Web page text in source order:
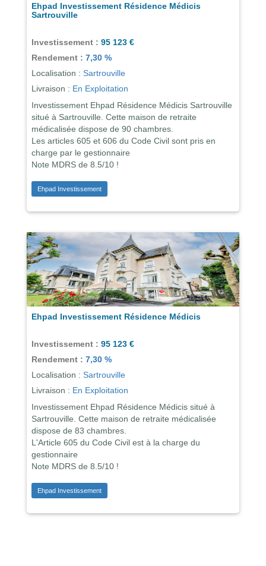
Ehpad Investissement Résidence Médicis
Sartrouville
Investissement : 95 123 €
Rendement : 7,30 %
Localisation : Sartrouville
Livraison : En Exploitation
Investissement Ehpad Résidence Médicis Sartrouville
situé à Sartrouville. Cette maison de retraite
médicalisée dispose de 90 chambres.
Les articles 605 et 606 du Code Civil sont pris en
charge par le gestionnaire
Note MDRS de 8.5/10 !
Ehpad Investissement
Ehpad Investissement Résidence Médicis
Investissement : 95 123 €
Rendement : 7,30 %
Localisation : Sartrouville
Livraison : En Exploitation
Investissement Ehpad Résidence Médicis situé à
Sartrouville. Cette maison de retraite médicalisée
dispose de 83 chambres.
L'Article 605 du Code Civil est à la charge du
gestionnaire
Note MDRS de 8.5/10 !
Ehpad Investissement